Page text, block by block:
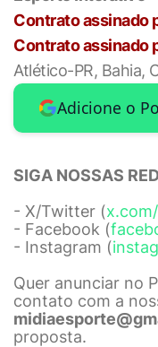
Contrato assinado
Contrato assinado
Atlético-PR, Bahia,
Adicione o
SIGA NOSSAS
- X/Twitter (
- Facebook (
- Instagram (
Quer anunciar no
contato com a
proposta.